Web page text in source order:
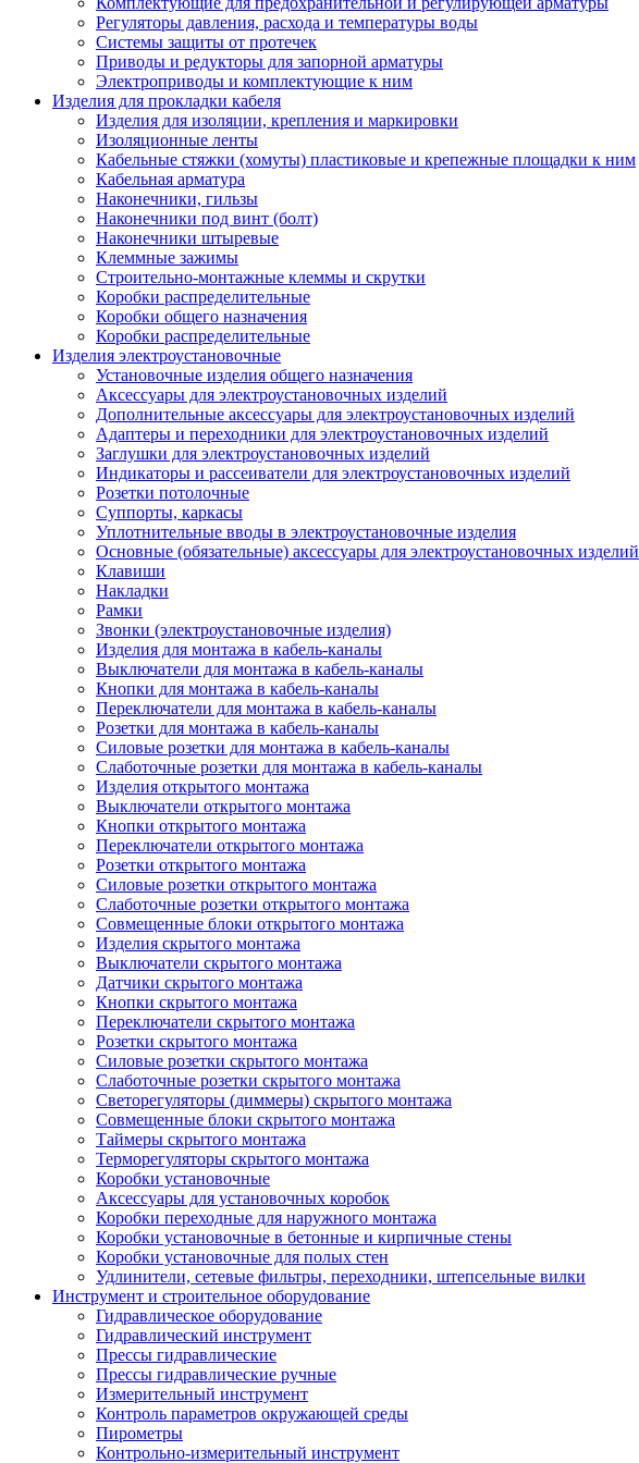
Регуляторы давления, расхода и температуры воды
Системы защиты от протечек
Приводы и редукторы для запорной арматуры
Электроприводы и комплектующие к ним
Изделия для прокладки кабеля
Изделия для изоляции, крепления и маркировки
Изоляционные ленты
Кабельные стяжки (хомуты) пластиковые и крепежные площадки к ним
Кабельная арматура
Наконечники, гильзы
Наконечники под винт (болт)
Наконечники штыревые
Клеммные зажимы
Строительно-монтажные клеммы и скрутки
Коробки распределительные
Коробки общего назначения
Коробки распределительные
Изделия электроустановочные
Установочные изделия общего назначения
Аксессуары для электроустановочных изделий
Дополнительные аксессуары для электроустановочных изделий
Адаптеры и переходники для электроустановочных изделий
Заглушки для электроустановочных изделий
Индикаторы и рассеиватели для электроустановочных изделий
Розетки потолочные
Суппорты, каркасы
Уплотнительные вводы в электроустановочные изделия
Основные (обязательные) аксессуары для электроустановочных изделий
Клавиши
Накладки
Рамки
Звонки (электроустановочные изделия)
Изделия для монтажа в кабель-каналы
Выключатели для монтажа в кабель-каналы
Кнопки для монтажа в кабель-каналы
Переключатели для монтажа в кабель-каналы
Розетки для монтажа в кабель-каналы
Силовые розетки для монтажа в кабель-каналы
Слаботочные розетки для монтажа в кабель-каналы
Изделия открытого монтажа
Выключатели открытого монтажа
Кнопки открытого монтажа
Переключатели открытого монтажа
Розетки открытого монтажа
Силовые розетки открытого монтажа
Слаботочные розетки открытого монтажа
Совмещенные блоки открытого монтажа
Изделия скрытого монтажа
Выключатели скрытого монтажа
Датчики скрытого монтажа
Кнопки скрытого монтажа
Переключатели скрытого монтажа
Розетки скрытого монтажа
Силовые розетки скрытого монтажа
Слаботочные розетки скрытого монтажа
Светорегуляторы (диммеры) скрытого монтажа
Совмещенные блоки скрытого монтажа
Таймеры скрытого монтажа
Терморегуляторы скрытого монтажа
Коробки установочные
Аксессуары для установочных коробок
Коробки переходные для наружного монтажа
Коробки установочные в бетонные и кирпичные стены
Коробки установочные для полых стен
Удлинители, сетевые фильтры, переходники, штепсельные вилки
Инструмент и строительное оборудование
Гидравлическое оборудование
Гидравлический инструмент
Прессы гидравлические
Прессы гидравлические ручные
Измерительный инструмент
Контроль параметров окружающей среды
Пирометры
Контрольно-измерительный инструмент